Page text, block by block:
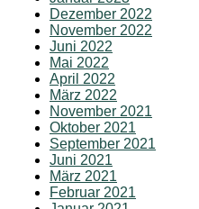
Dezember 2022
November 2022
Juni 2022
Mai 2022
April 2022
März 2022
November 2021
Oktober 2021
September 2021
Juni 2021
März 2021
Februar 2021